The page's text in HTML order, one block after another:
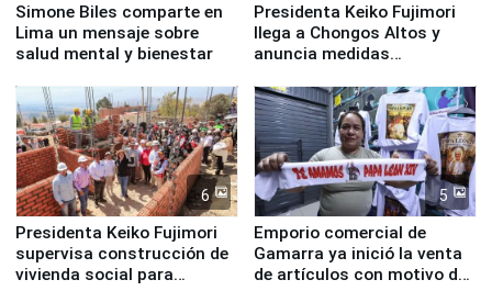
Simone Biles comparte en
Lima un mensaje sobre
salud mental y bienestar
Presidenta Keiko Fujimori
llega a Chongos Altos y
anuncia medidas
educación, salud y empleo
6
Presidenta Keiko Fujimori
supervisa construcción de
vivienda social para
5
Emporio comercial de
Gamarra ya inició la venta
de artículos con motivo de